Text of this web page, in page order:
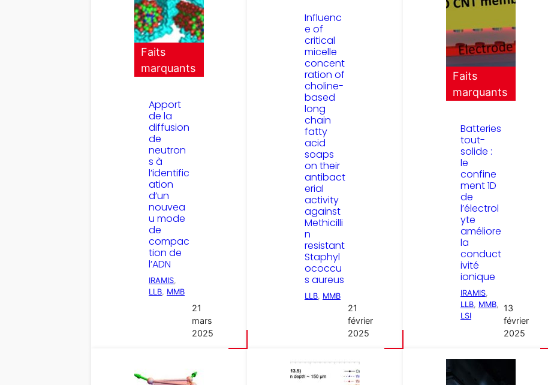
Faits
marquants
Apport
de la
diffusion
de
neutron
s à
l’identific
ation
d’un
nouvea
u mode
de
compac
tion de
l’ADN
IRAMIS
LLB MMB
21
mars
2025
Influenc
e of
critical
micelle
concent
ration of
choline-
based
long
chain
fatty
acid
soaps
on their
antibact
erial
activity
against
Methicilli
n
resistant
Staphyl
ococcu
s aureus
LLB MMB
21
février
2025
Faits
marquants
Batteries
tout-
solide :
le
confine
ment 1D
de
l’électrol
yte
améliore
la
conduct
ivité
ionique
IRAMIS
LLB MMB
LSI
13
février
2025